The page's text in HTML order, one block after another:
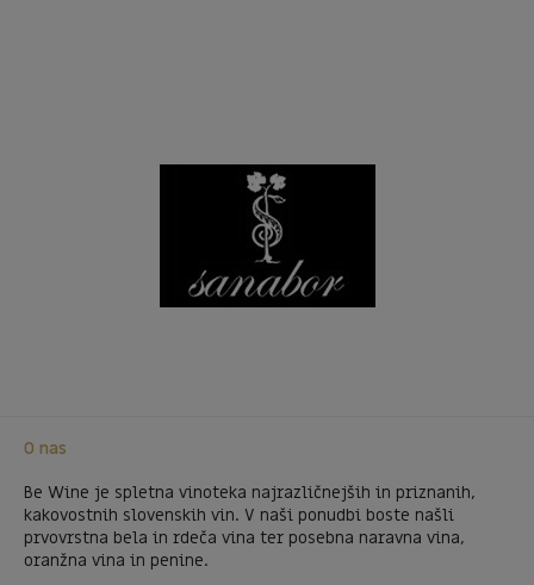
O nas
Be Wine je spletna vinoteka najrazličnejših in priznanih,
kakovostnih slovenskih vin. V naši ponudbi boste našli
prvovrstna bela in rdeča vina ter posebna naravna vina,
oranžna vina in penine.